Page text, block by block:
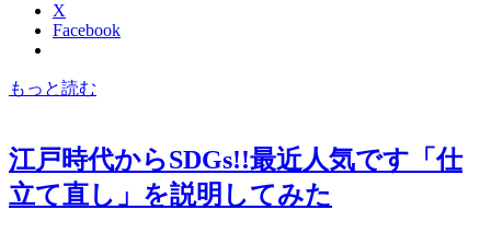
X
Facebook
もっと読む
江戸時代からSDGs!!最近人気です「仕
立て直し」を説明してみた